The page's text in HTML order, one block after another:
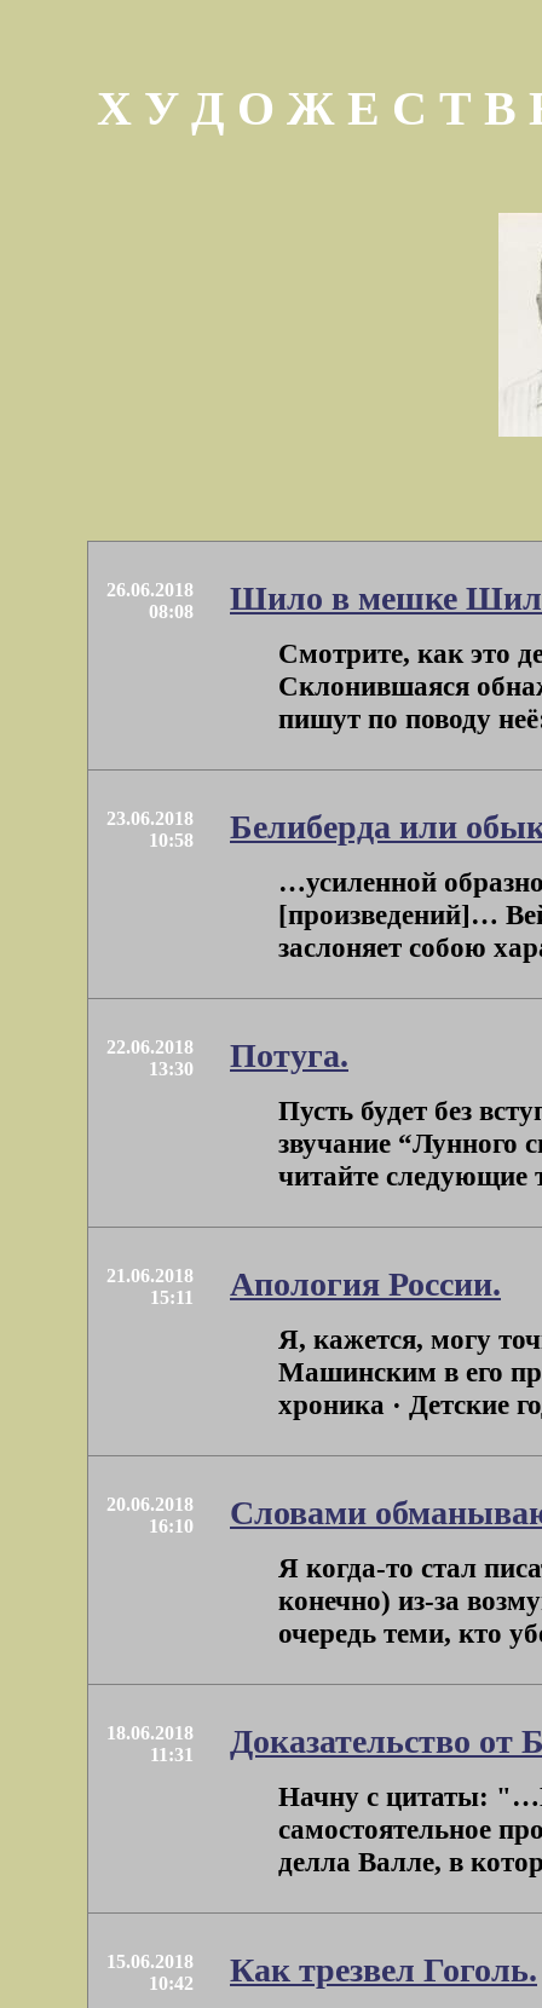
Х У Д О Ж Е С Т
26.06.2018
08:08
Шило в мешке
Смотрите, как это
Склонившаяся
пишут по поводу
23.06.2018
10:58
Белиберда или
…усиленной
[произведений]…
заслоняет собою
22.06.2018
13:30
Потуга.
Пусть будет без
звучание “Лунного
читайте следующие
21.06.2018
15:11
Апология России.
Я, кажется, могу
Машинским в его
хроника · Детские
20.06.2018
16:10
Словами
Я когда-то стал
конечно) из-за
очередь теми, кто
18.06.2018
11:31
Доказательство от
Начну с цитаты:
самостоятельное
делла Валле, в
15.06.2018
10:42
Как трезвел Гоголь.